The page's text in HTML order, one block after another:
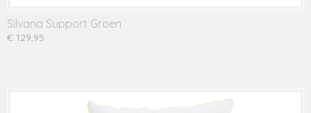
Silvana Support Groen
€ 129,95